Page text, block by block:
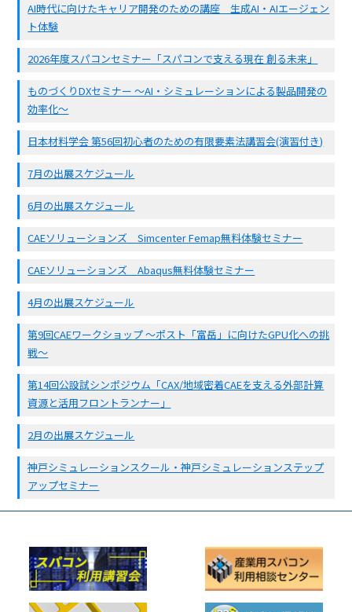
AI時代に向けたキャリア開発のための講座 生成AI・AIエージェン
ト体験
2026年度スパコンセミナー「スパコンで支える現在 創る未来」
ものづくりDXセミナー ～AI・シミュレーションによる製品開発の
効率化～
日本材料学会 第56回初心者のための有限要素法講習会(演習付き)
7月の出展スケジュール
6月の出展スケジュール
CAEソリューションズ Simcenter Femap無料体験セミナー
CAEソリューションズ Abaqus無料体験セミナー
4月の出展スケジュール
第9回CAEワークショップ 〜ポスト「富岳」に向けたGPU化への挑
戦〜
第14回公設試シンポジウム「CAX/地域密着CAEを支える外部計算
資源と活用フロントランナー」
2月の出展スケジュール
神戸シミュレーションスクール・神戸シミュレーションステップ
アップセミナー